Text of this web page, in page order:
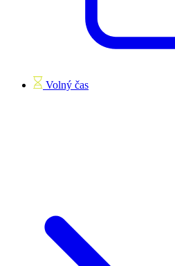
Volný čas